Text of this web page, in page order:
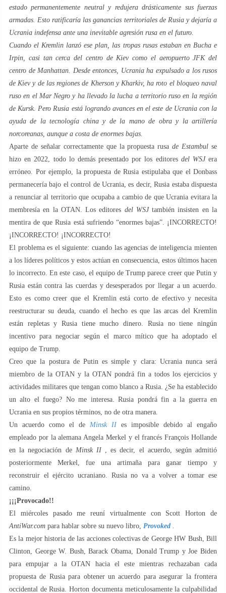
estado permanentemente neutral y redujera drásticamente sus fuerzas
armadas. Esto ratificaría las ganancias territoriales de Rusia y dejaría a
Ucrania indefensa ante una inevitable agresión rusa en el futuro.
Cuando el Kremlin lanzó ese plan, las tropas rusas estaban en Bucha e
Irpin, casi tan cerca del centro de Kiev como el aeropuerto JFK del
centro de Manhattan. Desde entonces, Ucrania ha expulsado a los rusos
de Kiev y de las regiones de Kherson y Kharkiv, ha roto el bloqueo naval
ruso en el Mar Negro y ha llevado la lucha a territorio ruso en la región
de Kursk. Pero Rusia está logrando avances en el este de Ucrania con la
ayuda de la tecnología china y de la mano de obra y la artillería
norcoreanas, aunque a costa de enormes bajas.
Aparte de señalar correctamente que la propuesta rusade Estambul se
hizo en 2022, todo lo demás presentado por los editores del WSJera
erróneo. Por ejemplo, la propuesta de Rusia estipulaba que el Donbass
permanecería bajo el control de Ucrania, es decir, Rusia estaba dispuesta
a renunciar al territorio que ocupaba a cambio de que Ucrania evitara la
membresía en la OTAN. Los editores del WSJtambién insisten en la
mentira de que Rusia está sufriendo “enormes bajas”. ¡INCORRECTO!
¡INCORRECTO! ¡INCORRECTO!
El problema es el siguiente: cuando las agencias de inteligencia mienten
a los líderes políticos y estos actúan en consecuencia, estos últimos hacen
lo incorrecto. En este caso, el equipo de Trump parece creer que Putin y
Rusia están contra las cuerdas y desesperados por llegar a un acuerdo.
Esto es como creer que el Kremlin está corto de efectivo y necesita
reestructurar su deuda, cuando el hecho es que las arcas del Kremlin
están repletas y Rusia tiene mucho dinero. Rusia no tiene ningún
incentivo para negociar según el marco mítico que ha adoptado el
equipo de Trump.
Creo que la postura de Putin es simple y clara: Ucrania nunca será
miembro de la OTAN y la OTAN pondrá fin a todos los ejercicios y
actividades militares que tengan como blanco a Rusia. ¿Se ha establecido
un alto el fuego? No me interesa. Rusia pondrá fin a la guerra en
Ucrania en sus propios términos, no de otra manera.
Un acuerdo como el de Minsk II es imposible debido al engaño
empleado por la alemana Angela Merkel y el francés François Hollande
en la negociación de Minsk II, es decir, el acuerdo, según admitió
posteriormente Merkel, fue una artimaña para ganar tiempo y
reconstruir el ejército ucraniano. Rusia no va a volver a tomar ese
camino.
¡¡¡Provocado!!
El miércoles pasado me reuní virtualmente con Scott Horton de
AntiWar.com para hablar sobre su nuevo libro, Provoked
Es la mejor historia de las acciones colectivas de George HW Bush, Bill
Clinton, George W. Bush, Barack Obama, Donald Trump y Joe Biden
para empujar a la OTAN hacia el este mientras rechazaban cada
propuesta de Rusia para obtener un acuerdo para asegurar la frontera
occidental de Rusia. Horton documenta meticulosamente la culpabilidad